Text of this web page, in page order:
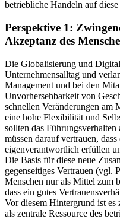
betriebliche Handeln auf
Perspektive 1:
Akzeptanz des
Die Globalisierung und
Unternehmensalltag und
Management und bei den
Unvorhersehbarkeit von
schnellen Veränderungen am
eine hohe Flexibilität und
sollten das Führungsverhalten
müssen darauf vertrauen,
eigenverantwortlich erfüllen
Die Basis für diese neue
gegenseitiges Vertrauen (vgl.
Menschen nur als Mittel zum
dass ein gutes
Vor diesem Hintergrund ist
als zentrale Ressource des